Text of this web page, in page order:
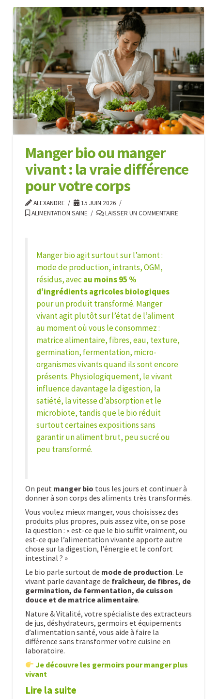
pour
femmes
pour
rééquilibrer
ses
hormones
à
chaque
06.30.2026
Manger bio ou manger
vivant : la vraie différence
pour votre corps
ALEXANDRE
15 JUIN 2026
ALIMENTATION SAINE
LAISSER UN COMMENTAIRE
Manger bioagit surtout sur l’amont :
mode de production, intrants, OGM,
résidus, avec au moins 95 %
d’ingrédients agricoles biologiques
pour un produit transformé. Manger
vivant agit plutôt sur l’état de l’aliment
au moment où vous le consommez :
matrice alimentaire, fibres, eau, texture,
germination, fermentation, micro-
organismes vivants quand ils sont encore
présents. Physiologiquement, le vivant
influence davantage la digestion, la
satiété, la vitesse d’absorption et le
microbiote, tandis que le bio réduit
surtout certaines expositions sans
garantir un aliment brut, peu sucré ou
peu transformé.
On peut manger bio tous les jours et continuer à
donner à son corps des aliments très transformés.
Vous voulez mieux manger, vous choisissez des
produits plus propres, puis assez vite, on se pose
la question : « est-ce que le bio suffit vraiment, ou
est-ce que l’alimentation vivante apporte autre
chose sur la digestion, l’énergie et le confort
intestinal ? »
Le bio parle surtout de mode de production. Le
vivant parle davantage de fraîcheur, de fibres, de
germination, de fermentation, de cuisson
douce et de matrice alimentaire.
Nature & Vitalité, votre spécialiste des extracteurs
de jus, déshydrateurs, germoirs et équipements
d’alimentation santé, vous aide à faire la
différence sans transformer votre cuisine en
laboratoire.
Je découvre les germoirs pour manger plus
vivant
Lire la suite